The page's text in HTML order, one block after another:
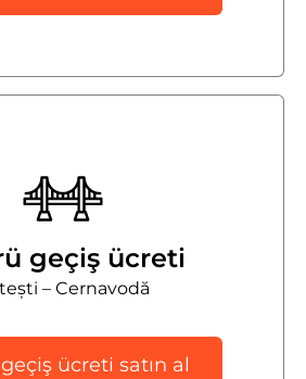
geçiş ücreti
– Cernavodă
ücreti satın al